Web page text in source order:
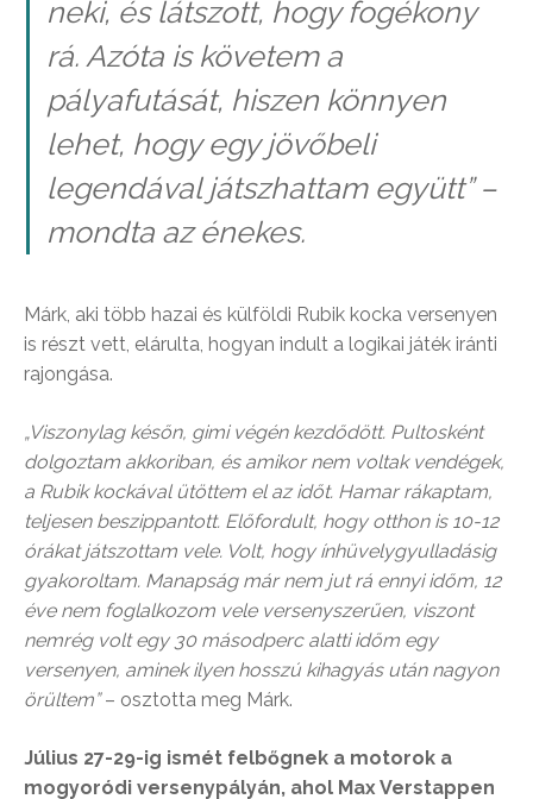
neki, és látszott, hogy fogékony
rá. Azóta is követem a
pályafutását, hiszen könnyen
lehet, hogy egy jövőbeli
legendával játszhattam együtt”–
mondta az énekes.
Márk, aki több hazai és külföldi Rubik kocka versenyen
is részt vett, elárulta, hogyan indult a logikai játék iránti
rajongása.
„Viszonylag későn, gimi végén kezdődött. Pultosként
dolgoztam akkoriban, és amikor nem voltak vendégek,
a Rubik kockával ütöttem el az időt. Hamar rákaptam,
teljesen beszippantott. Előfordult, hogy otthon is 10-12
órákat játszottam vele. Volt, hogy ínhüvelygyulladásig
gyakoroltam. Manapság már nem jut rá ennyi időm, 12
éve nem foglalkozom vele versenyszerűen, viszont
nemrég volt egy 30 másodperc alatti időm egy
versenyen, aminek ilyen hosszú kihagyás után nagyon
örültem”– osztotta meg Márk.
Július 27-29-ig ismét felbőgnek a motorok a
mogyoródi versenypályán, ahol Max Verstappen